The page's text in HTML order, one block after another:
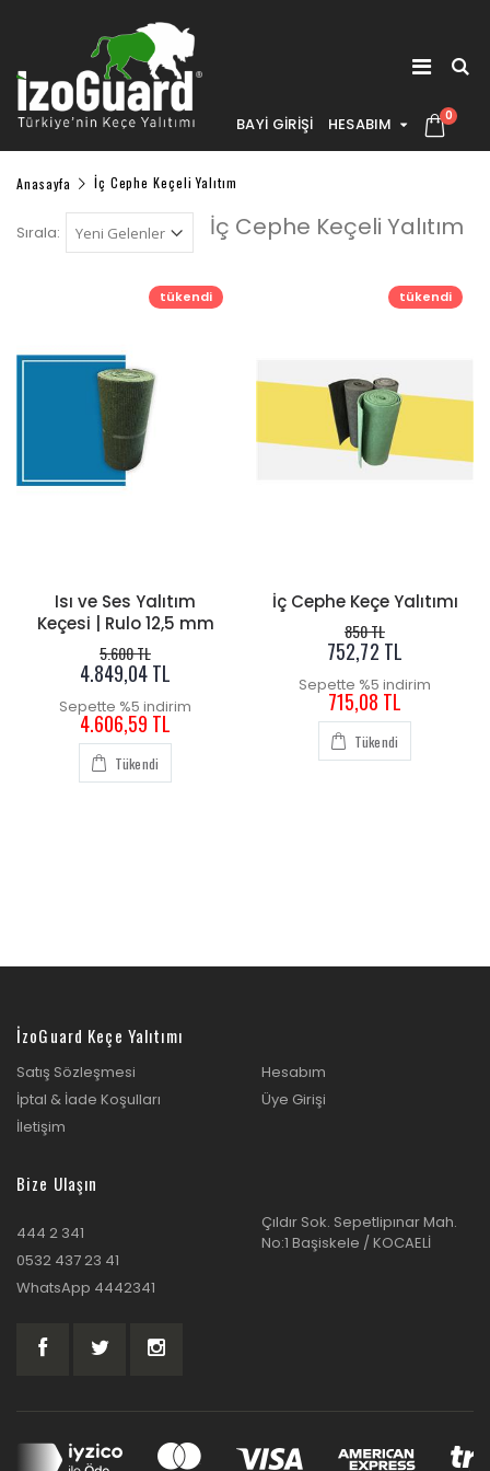
BAYİ GİRİŞİ HESABIM 0
Anasayfa İç Cephe Keçeli Yalıtım
Sırala: İç Cephe Keçeli Yalıtım
tükendi
Isı ve Ses Yalıtım
Keçesi | Rulo 12,5 mm
5.600 TL
4.849,04 TL
Sepette %5 indirim
4.606,59 TL
Tükendi
tükendi
İç Cephe Keçe Yalıtımı
850 TL
752,72 TL
Sepette %5 indirim
715,08 TL
Tükendi
İzoGuard Keçe Yalıtımı
Satış Sözleşmesi
İptal & İade Koşulları
İletişim
Hesabım
Üye Girişi
Bize Ulaşın
444 2 341
0532 437 23 41
WhatsApp 4442341
Çıldır Sok. Sepetlipınar Mah.
No:1 Başiskele / KOCAELİ